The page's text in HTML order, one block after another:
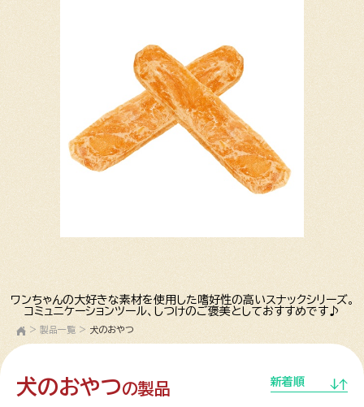
ワンちゃんの大好きな素材を使用した嗜好性の高いスナックシリーズ。
コミュニケーションツール、しつけのご褒美としておすすめです♪
> 製品一覧 >犬のおやつ
犬のおやつの製品 新着順